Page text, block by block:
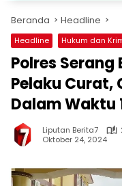
Beranda Headline
Headline Hukum dan
Polres Serang
Pelaku Curat,
Dalam Waktu
Liputan Berita7
Oktober 24, 2024